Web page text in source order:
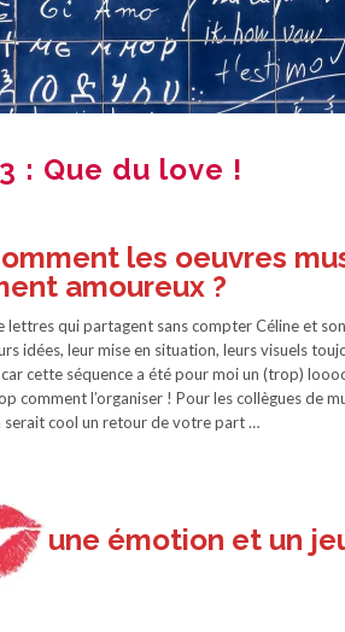
: Que du love !
les oeuvres
amoureux ?
lettres qui partagent sans compter Céline et
idées, leur mise en situation, leurs visuels
cette séquence a été pour moi un (trop)
comment l’organiser ! Pour les collègues de
serait cool un retour de votre part …
une émotion et un